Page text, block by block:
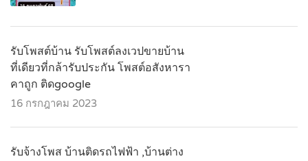
รับโพสต์บ้าน รับโพสต์ลงเวปขายบ้าน
ที่เดียวที่กล้ารับประกัน โพสต์อสังหารา
คาถูก ติดgoogle
16 กรกฎาคม 2023
รับจ้างโพส บ้านติดรถไฟฟ้า ,บ้านต่าง